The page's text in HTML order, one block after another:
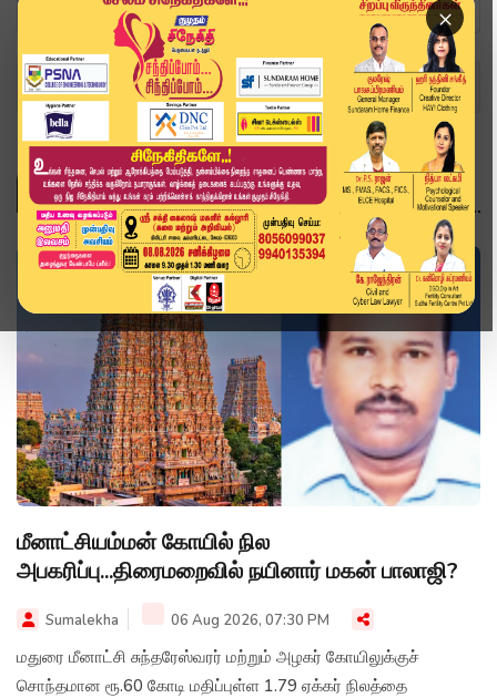
×
Home Topics Fraud
FRAUD
அரசியல்
மீனாட்சியம்மன் கோயில் நில
அபகரிப்பு...திரைமறைவில் நயினார் மகன் பாலாஜி?
Sumalekha 06 Aug 2026, 07:30 PM
மதுரை மீனாட்சி சுந்தரேஸ்வரர் மற்றும் அழகர் கோயிலுக்குச்
சொந்தமான ரூ.60 கோடி மதிப்புள்ள 1.79 ஏக்கர் நிலத்தை